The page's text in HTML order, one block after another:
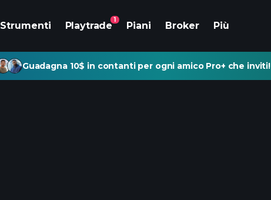
Strumenti Playtrade
1
Piani Broker Più
Guadagna 10$ in contanti per ogni amico Pro+ che inviti!